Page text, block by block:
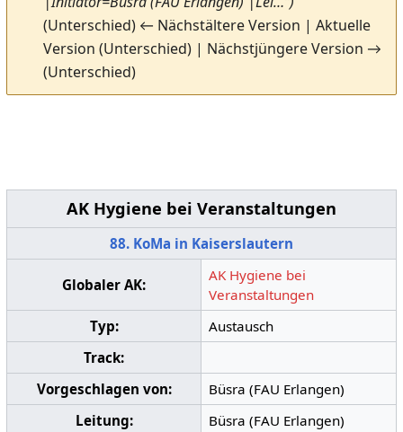
(Unterschied) ← Nächstältere Version | Aktuelle
Version (Unterschied) | Nächstjüngere Version →
(Unterschied)
AK Hygiene bei Veranstaltungen
88. KoMa in Kaiserslautern
Globaler AK:
AK Hygiene bei
Veranstaltungen
Typ:
Austausch
Track:
Vorgeschlagen von:
Büsra (FAU Erlangen)
Leitung:
Büsra (FAU Erlangen)